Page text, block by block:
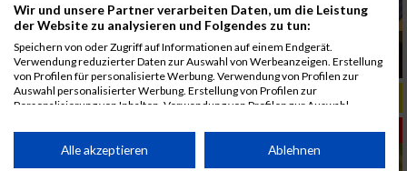
Regeneration im Trainingsplan warum Pausen
Leistung steigern
ERNÄHRUNG
ERNÄHRUNG
Wir und unsere Partner verarbeiten Daten, um die Leistung
der Website zu analysieren und Folgendes zu tun:
Speichern von oder Zugriff auf Informationen auf einem Endgerät.
Verwendung reduzierter Daten zur Auswahl von Werbeanzeigen. Erstellung
von Profilen für personalisierte Werbung. Verwendung von Profilen zur
Auswahl personalisierter Werbung. Erstellung von Profilen zur
Personalisierung von Inhalten. Verwendung von Profilen zur Auswahl
Performance von Inhalten. Analyse von Zielgruppen durch Statistiken oder
Kombinationen von Daten aus verschiedenen Quellen. Entwicklung und
Alle akzeptieren Ablehnen